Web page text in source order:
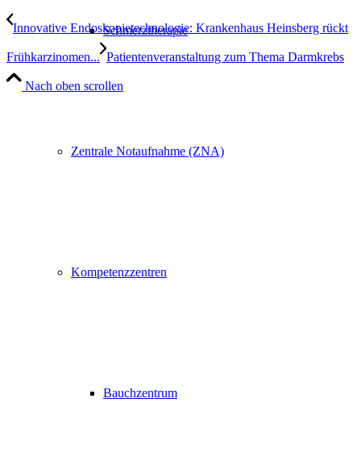
Schmerztherapie
Zentrale Notaufnahme (ZNA)
Kompetenzzentren
Bauchzentrum
Innovative Endoskopietechnologie: Krankenhaus Heinsberg rückt
Frühkarzinomen... Patientenveranstaltung zum Thema Darmkrebs
Nach oben scrollen